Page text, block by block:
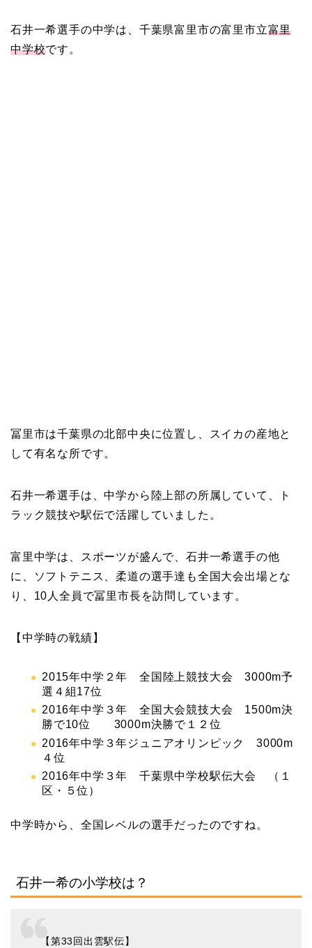
石井一希選手の中学は、千葉県富里市の富里市立富里
中学校です。
冨里市は千葉県の北部中央に位置し、スイカの産地と
して有名な所です。
石井一希選手は、中学から陸上部の所属していて、ト
ラック競技や駅伝で活躍していました。
富里中学は、スポーツが盛んで、石井一希選手の他
に、ソフトテニス、柔道の選手達も全国大会出場とな
り、10人全員で冨里市長を訪問しています。
【中学時の戦績】
2015年中学２年 全国陸上競技大会 3000m予
選４組17位
2016年中学３年 全国大会競技大会 1500m決
勝で10位 3000m決勝で１２位
2016年中学３年ジュニアオリンピック 3000m
４位
2016年中学３年 千葉県中学校駅伝大会 （１
区・５位）
中学時から、全国レベルの選手だったのですね。
石井一希の小学校は？
【第33回出雲駅伝】